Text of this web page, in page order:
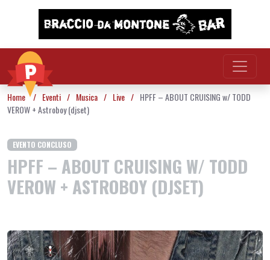
Vai al contenuto
Home / Eventi / Musica / Live / HPFF – ABOUT CRUISING w/ TODD
VEROW + Astroboy (djset)
EVENTO CONCLUSO
HPFF – ABOUT CRUISING W/ TODD
VEROW + ASTROBOY (DJSET)